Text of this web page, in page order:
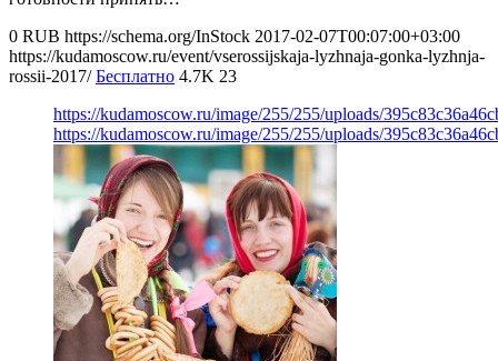
0 RUB https://schema.org/InStock 2017-02-07T00:07:00+03:00
https://kudamoscow.ru/event/vserossijskaja-lyzhnaja-gonka-lyzhnja-
rossii-2017/ Бесплатно 4.7K 23
https://kudamoscow.ru/image/255/255/uploads/
https://kudamoscow.ru/image/255/255/uploads/